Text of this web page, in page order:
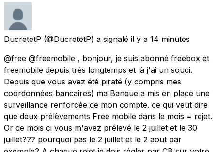
DucretetP (@DucretetP) a signalé il y a 14 minutes
@free @freemobile , bonjour, je suis abonné freebox et
freemobile depuis très longtemps et là j'ai un souci.
Depuis que vous avez été piraté (y compris mes
coordonnées bancaires) ma Banque a mis en place une
surveillance renforcée de mon compte. ce qui veut dire
que deux prélèvements Free mobile dans le mois = rejet.
Or ce mois ci vous m'avez prélevé le 2 juillet et le 30
juillet??? pourquoi pas le 2 juillet et le 2 aout par